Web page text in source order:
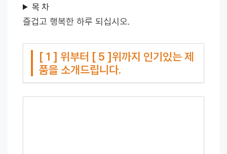
목 차
즐겁고 행복한 하루 되십시오.
[ 1 ] 위부터 [ 5 ]위까지 인기있는 제
품을 소개드립니다.